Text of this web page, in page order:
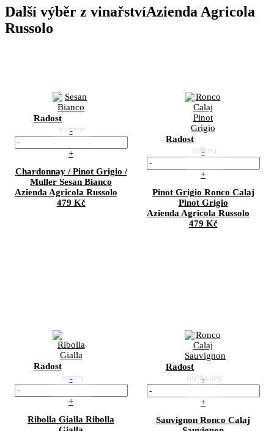
Další výběr z vinařstvíAzienda Agricola
Russolo
Radost
-
+
Chardonnay / Pinot Grigio /
Muller Sesan Bianco
Azienda Agricola Russolo
479 Kč
Radost
-
+
Pinot Grigio Ronco Calaj
Pinot Grigio
Azienda Agricola Russolo
479 Kč
Radost
-
+
Ribolla Gialla Ribolla
Radost
-
+
Sauvignon Ronco Calaj